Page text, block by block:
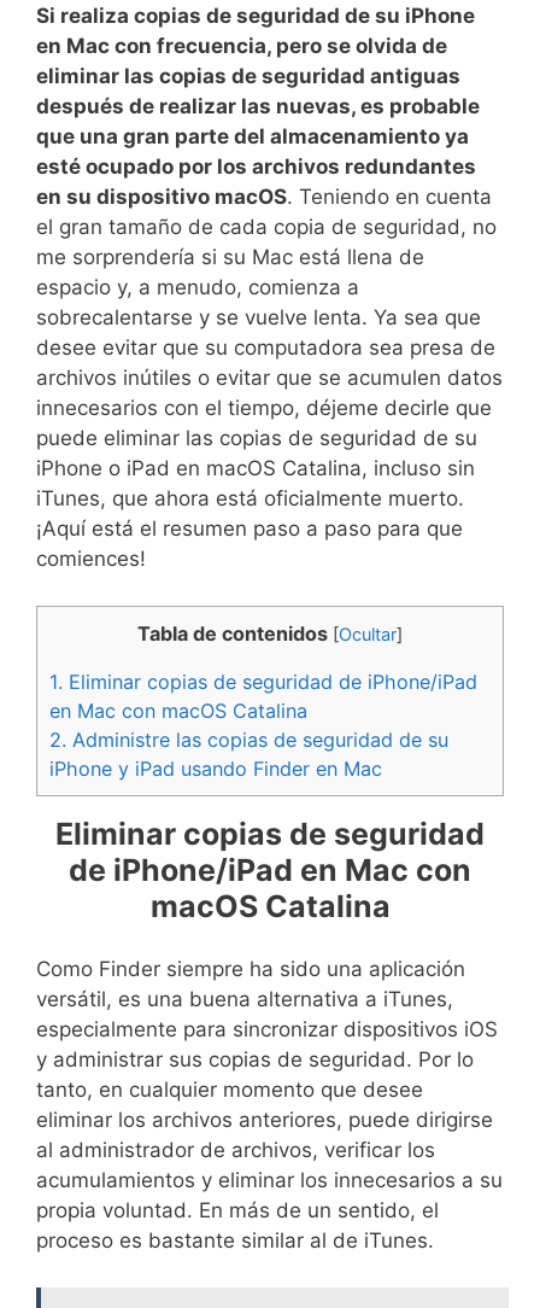
Si realiza copias de seguridad de su iPhone
en Mac con frecuencia, pero se olvida de
eliminar las copias de seguridad antiguas
después de realizar las nuevas, es probable
que una gran parte del almacenamiento ya
esté ocupado por los archivos redundantes
en su dispositivo macOS. Teniendo en cuenta
el gran tamaño de cada copia de seguridad, no
me sorprendería si su Mac está llena de
espacio y, a menudo, comienza a
sobrecalentarse y se vuelve lenta. Ya sea que
desee evitar que su computadora sea presa de
archivos inútiles o evitar que se acumulen datos
innecesarios con el tiempo, déjeme decirle que
puede eliminar las copias de seguridad de su
iPhone o iPad en macOS Catalina, incluso sin
iTunes, que ahora está oficialmente muerto.
¡Aquí está el resumen paso a paso para que
comiences!
Tabla de contenidos [Ocultar]
1. Eliminar copias de seguridad de iPhone/iPad
en Mac con macOS Catalina
2. Administre las copias de seguridad de su
iPhone y iPad usando Finder en Mac
Eliminar copias de seguridad
de iPhone/iPad en Mac con
macOS Catalina
Como Finder siempre ha sido una aplicación
versátil, es una buena alternativa a iTunes,
especialmente para sincronizar dispositivos iOS
y administrar sus copias de seguridad. Por lo
tanto, en cualquier momento que desee
eliminar los archivos anteriores, puede dirigirse
al administrador de archivos, verificar los
acumulamientos y eliminar los innecesarios a su
propia voluntad. En más de un sentido, el
proceso es bastante similar al de iTunes.